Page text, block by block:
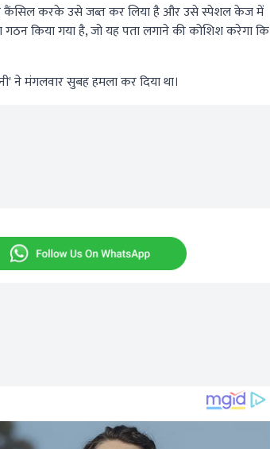
कैंसिल करके उसे जब्त कर लिया है और उसे स्पेशल केज में
किया गया है, जो यह पता लगाने की कोशिश करेगा कि
ने मंगलवार सुबह हमला कर दिया था।